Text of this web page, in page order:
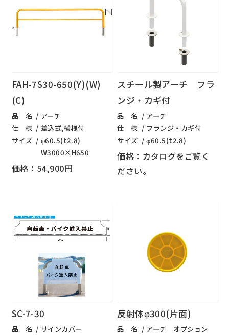
FAH-7S30-650(Y)(W)
(C)
品 名
アーチ
仕 様
差込式,横桟付
サイズ
φ60.5(t2.8)
W3000×H650
価格：54,900円
スチール製アーチ フラ
ンジ・カギ付
品 名
アーチ
仕 様
フランジ・カギ付
サイズ
φ60.5(t2.8)
価格：カタログをご覧く
ださい。
SC-7-30
品 名
サインカバー
反射体φ300(片面)
品 名
アーチ オプション